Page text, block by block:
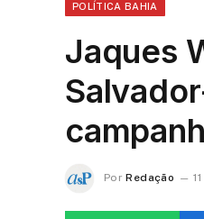
POLÍTICA BAHIA
Jaques
Por Redação